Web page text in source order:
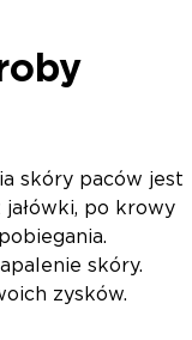
skóry paców jest
po krowy
skóry.
zysków.